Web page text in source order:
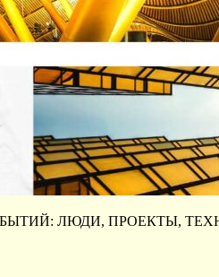
ЛЮДИ, ПРОЕКТЫ,